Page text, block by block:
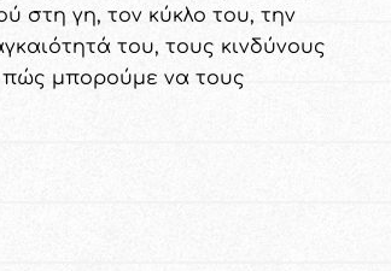
στη γη, τον κύκλο του, την
του, τους κινδύνους
πώς μπορούμε να τους